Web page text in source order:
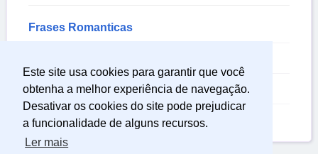
Este site usa cookies para garantir que você
obtenha a melhor experiência de navegação.
Desativar os cookies do site pode prejudicar
a funcionalidade de alguns recursos.
Ler mais
Frases Romanticas
Frases de Pensamentos Sobre a Vida
Frases de Relacionamento